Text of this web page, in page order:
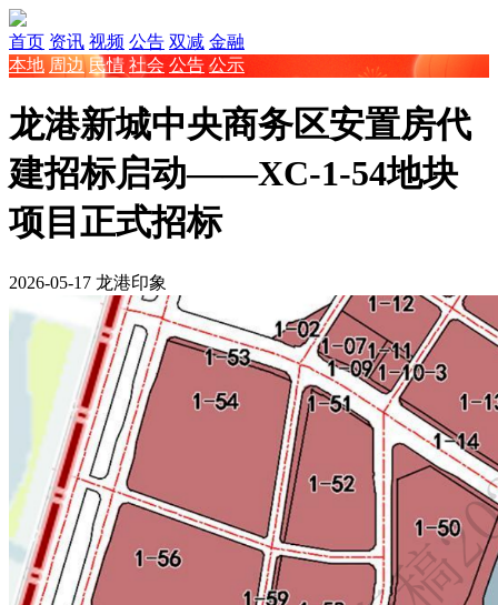
首页 资讯 视频 公告 双减 金融
本地 周边 民情 社会 公告 公示
龙港新城中央商务区安置房代
建招标启动——XC-1-54地块
项目正式招标
2026-05-17 龙港印象